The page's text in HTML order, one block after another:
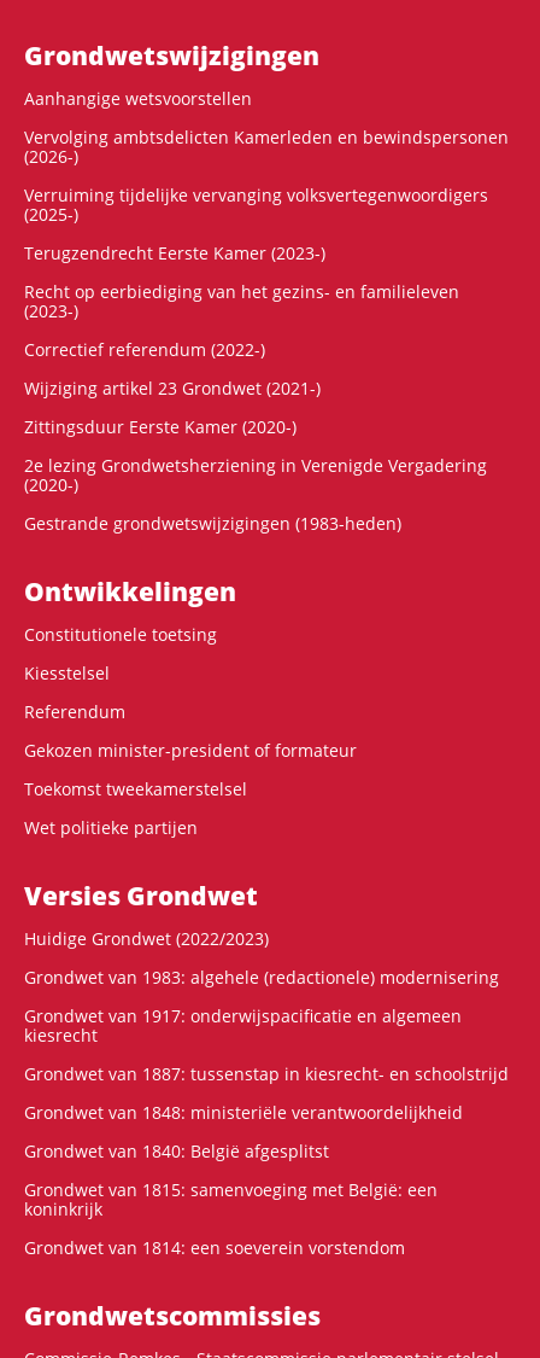
Grondwets­wijzigingen
Aanhangige wetsvoorstellen
Vervolging ambtsdelicten Kamerleden en bewindspersonen
(2026-)
Verruiming tijdelijke vervanging volksvertegenwoordigers
(2025-)
Terugzendrecht Eerste Kamer (2023-)
Recht op eerbiediging van het gezins- en familieleven
(2023-)
Correctief referendum (2022-)
Wijziging artikel 23 Grondwet (2021-)
Zittingsduur Eerste Kamer (2020-)
2e lezing Grondwetsherziening in Verenigde Vergadering
(2020-)
Gestrande grondwetswijzigingen (1983-heden)
Ontwikke­lingen
Constitutionele toetsing
Kiesstelsel
Referendum
Gekozen minister-president of formateur
Toekomst tweekamerstelsel
Wet politieke partijen
Versies Grondwet
Huidige Grondwet (2022/2023)
Grondwet van 1983: algehele (redactionele) modernisering
Grondwet van 1917: onderwijspacificatie en algemeen
kiesrecht
Grondwet van 1887: tussenstap in kiesrecht- en schoolstrijd
Grondwet van 1848: ministeriële verantwoordelijkheid
Grondwet van 1840: België afgesplitst
Grondwet van 1815: samenvoeging met België: een
koninkrijk
Grondwet van 1814: een soeverein vorstendom
Grondwets­commissies